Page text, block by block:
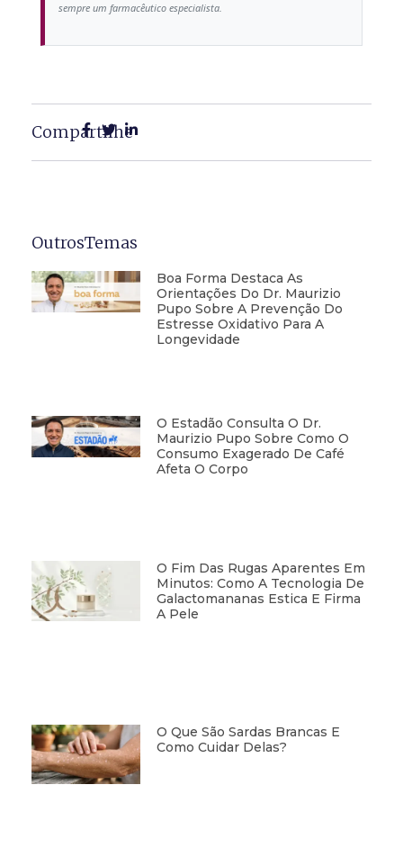
sempre um farmacêutico especialista.
Compartilhe
OutrosTemas
Boa Forma Destaca As
Orientações Do Dr. Maurizio
Pupo Sobre A Prevenção Do
Estresse Oxidativo Para A
Longevidade
O Estadão Consulta O Dr.
Maurizio Pupo Sobre Como O
Consumo Exagerado De Café
Afeta O Corpo
O Fim Das Rugas Aparentes Em
Minutos: Como A Tecnologia De
Galactomananas Estica E Firma
A Pele
O Que São Sardas Brancas E
Como Cuidar Delas?